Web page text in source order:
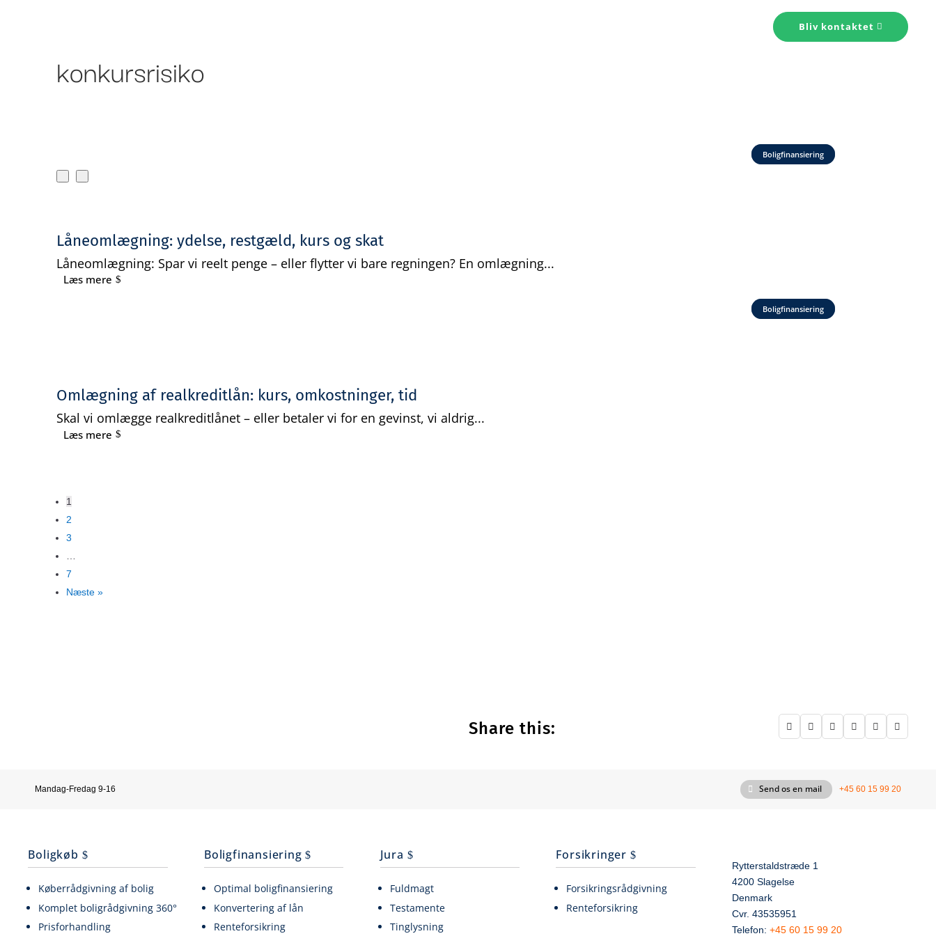
Bliv kontaktet
konkursrisiko
Boligfinansiering
Låneomlægning: ydelse, restgæld, kurs og skat
Låneomlægning: Spar vi reelt penge – eller flytter vi bare regningen? En omlægning...
Læs mere
Boligfinansiering
Omlægning af realkreditlån: kurs, omkostninger, tid
Skal vi omlægge realkreditlånet – eller betaler vi for en gevinst, vi aldrig...
Læs mere
1
2
3
7
Næste »
Share this:      
Mandag-Fredag 9-16 Send os en mail +45 60 15 99 20
Boligkøb
Køberrådgivning af bolig
Komplet boligrådgivning 360°
Prisforhandling
Boligfinansiering
Optimal boligfinansiering
Konvertering af lån
Renteforsikring
Jura
Fuldmagt
Testamente
Tinglysning
Forsikringer
Forsikringsrådgivning
Renteforsikring
Rytterstaldstræde 1
4200 Slagelse
Denmark
Cvr. 43535951
Telefon: +45 60 15 99 20